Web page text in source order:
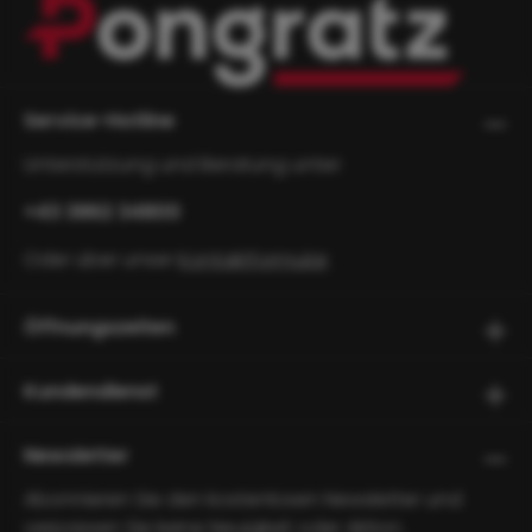
Service-Hotline
+43 3862 34800
Kontaktformular
Öffnungszeiten
Kundendienst
Newsletter